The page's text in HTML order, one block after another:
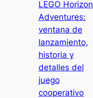
LEGO Horizon
Adventures:
ventana de
lanzamiento,
historia y
detalles del
juego
cooperativo